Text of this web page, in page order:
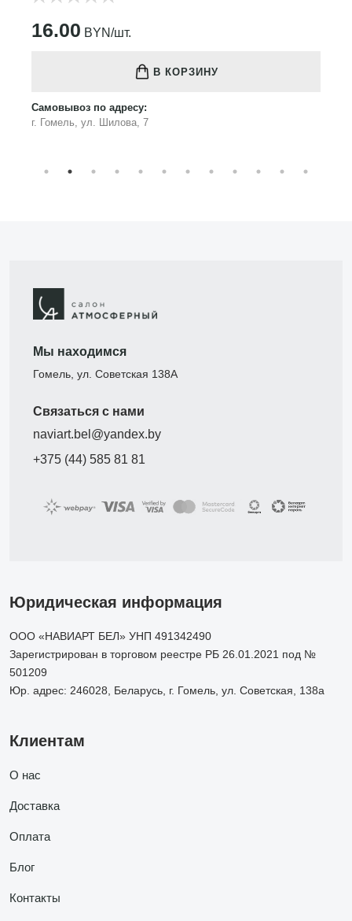
16.00 BYN/шт.
В КОРЗИНУ
Самовывоз по адресу:
г. Гомель, ул. Шилова, 7
Мы находимся
Гомель, ул. Советская 138А
Связаться с нами
naviart.bel@yandex.by
+375 (44) 585 81 81
Юридическая информация
ООО «НАВИАРТ БЕЛ» УНП 491342490
Зарегистрирован в торговом реестре РБ 26.01.2021 под №
501209
Юр. адрес: 246028, Беларусь, г. Гомель, ул. Советская, 138а
Клиентам
О нас
Доставка
Оплата
Блог
Контакты